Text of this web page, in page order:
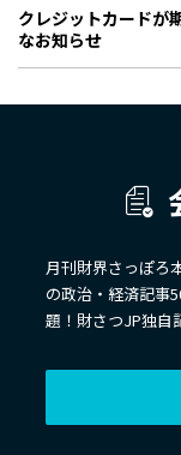
クレジットカードが
なお知らせ
月刊財界さっぽろ
の政治・経済記事
題！財さつJP独自